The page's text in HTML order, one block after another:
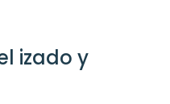
izado y